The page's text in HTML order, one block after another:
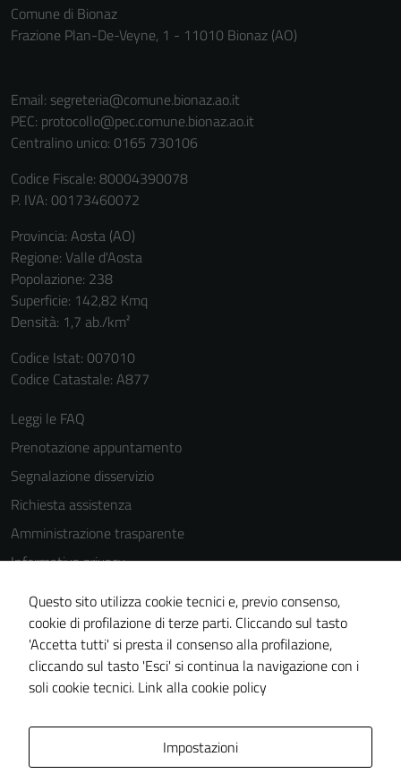
Comune di Bionaz
Frazione Plan-De-Veyne, 1 - 11010 Bionaz (AO)
Email: segreteria@comune.bionaz.ao.it
PEC: protocollo@pec.comune.bionaz.ao.it
Centralino unico: 0165 730106
Codice Fiscale: 80004390078
P. IVA: 00173460072
Provincia: Aosta (AO)
Regione: Valle d'Aosta
Popolazione: 238
Superficie: 142,82 Kmq
Densità: 1,7 ab./km²
Codice Istat: 007010
Codice Catastale: A877
Leggi le FAQ
Prenotazione appuntamento
Segnalazione disservizio
Richiesta assistenza
Amministrazione trasparente
Informativa privacy
Note legali
Dichiarazione di accessibilità
Piano di miglioramento del sito
Questo sito utilizza cookie tecnici e, previo consenso,
cookie di profilazione di terze parti. Cliccando sul tasto
'Accetta tutti' si presta il consenso alla profilazione,
cliccando sul tasto 'Esci' si continua la navigazione con i
soli cookie tecnici. Link alla cookie policy
Impostazioni
Questi cookie
personali.